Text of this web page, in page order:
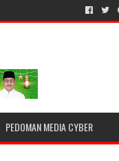
PEDOMAN MEDIA CYBER